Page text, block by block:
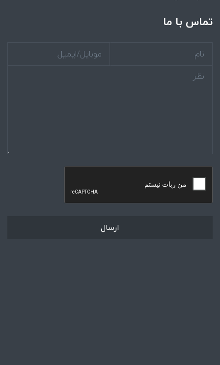
تماس با ما
ارسال